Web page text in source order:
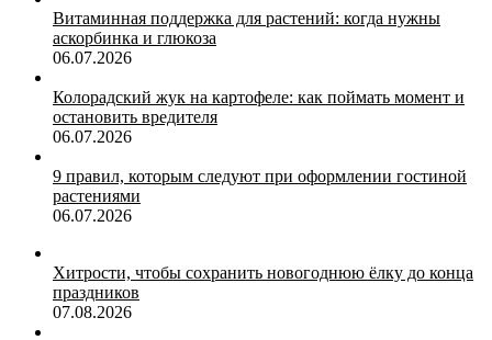
Витаминная поддержка для растений: когда нужны
аскорбинка и глюкоза
06.07.2026
Колорадский жук на картофеле: как поймать момент и
остановить вредителя
06.07.2026
9 правил, которым следуют при оформлении гостиной
растениями
06.07.2026
Хитрости, чтобы сохранить новогоднюю ёлку до конца
праздников
07.08.2026